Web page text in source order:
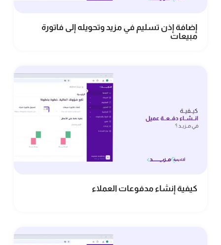
إضافة إذن تسليم في مزيد وتحويله إلى فاتورة
مبيعات
كيفية إنشاء مدفوعات العملاء